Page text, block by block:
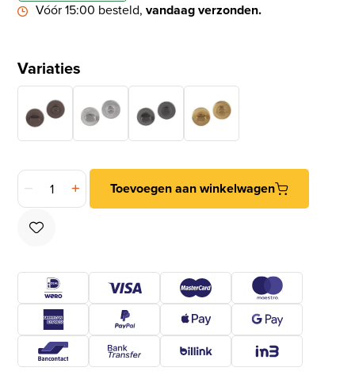
Vóór 15:00 besteld,vandaag verzonden.
Variaties
Differnz wc-sluiting rond mat zwart aantal
Toevoegen aan winkelwagen